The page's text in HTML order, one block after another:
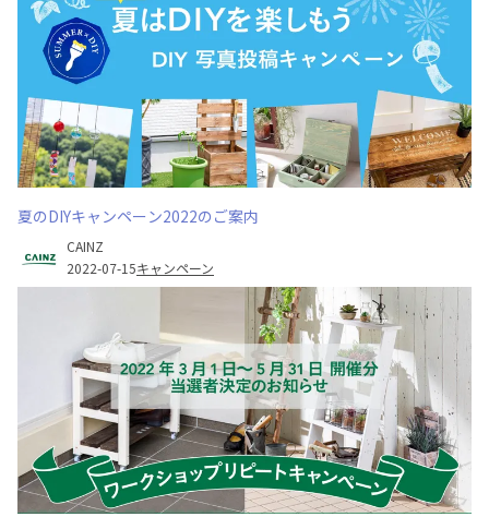
夏のDIYキャンペーン2022のご案内
CAINZ
2022-07-15キャンペーン